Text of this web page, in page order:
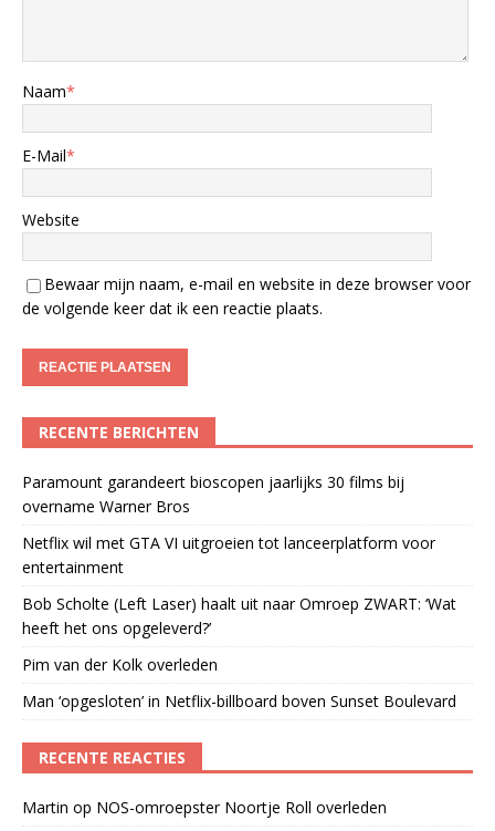
Naam*
E-Mail*
Website
Bewaar mijn naam, e-mail en website in deze browser voor
de volgende keer dat ik een reactie plaats.
RECENTE BERICHTEN
Paramount garandeert bioscopen jaarlijks 30 films bij
overname Warner Bros
Netflix wil met GTA VI uitgroeien tot lanceerplatform voor
entertainment
Bob Scholte (Left Laser) haalt uit naar Omroep ZWART: ‘Wat
heeft het ons opgeleverd?’
Pim van der Kolk overleden
Man ‘opgesloten’ in Netflix-billboard boven Sunset Boulevard
RECENTE REACTIES
Martin op NOS-omroepster Noortje Roll overleden